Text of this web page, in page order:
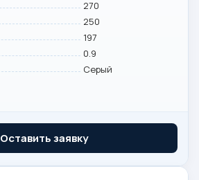
270
250
197
0.9
Серый
Оставить заявку